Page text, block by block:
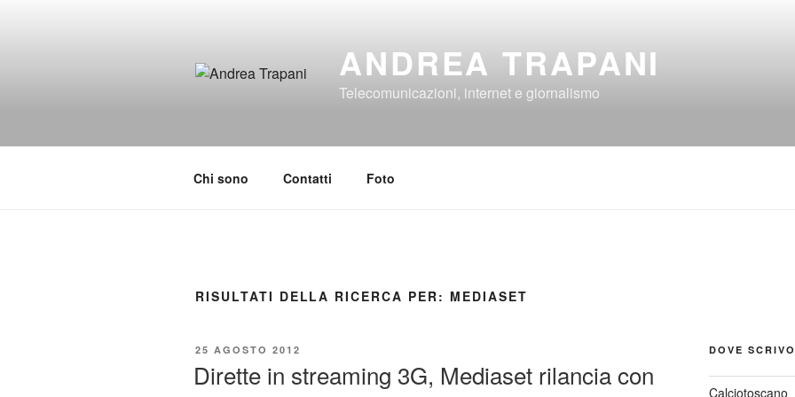
ANDREA TRAPANI
Telecomunicazioni, internet e giornalismo
Chi sono Contatti Foto
RISULTATI DELLA RICERCA PER: MEDIASET
PUBBLICATO
25 AGOSTO 2012
Dirette in streaming 3G, Mediaset rilancia con
DOVE SCRIVO
Calciotoscano